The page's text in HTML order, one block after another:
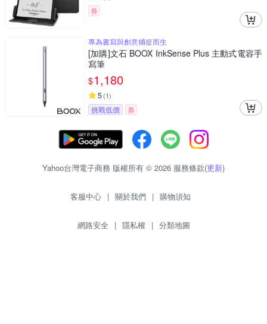
券
專為書寫與創意捕捉而生
[加購]文石 BOOX InkSense Plus 主動式電容手
寫筆
$1,180
5 (1)
挑戰低價 券
Yahoo台灣電子商務 版權所有 © 2026 服務條款(更新)
客服中心 | 關於我們 | 購物須知
網路安全 | 隱私權 | 分類地圖